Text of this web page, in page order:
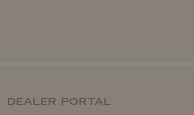
DEALER PORTAL